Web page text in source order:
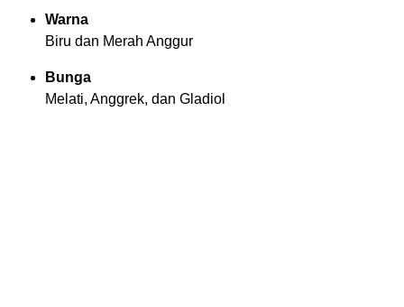
Warna
Biru dan Merah Anggur
Bunga
Melati, Anggrek, dan Gladiol